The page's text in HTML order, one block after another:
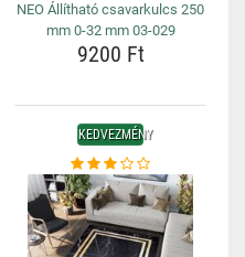
NEO Állítható csavarkulcs 250
mm 0-32 mm 03-029
9200 Ft
KEDVEZMÉNY